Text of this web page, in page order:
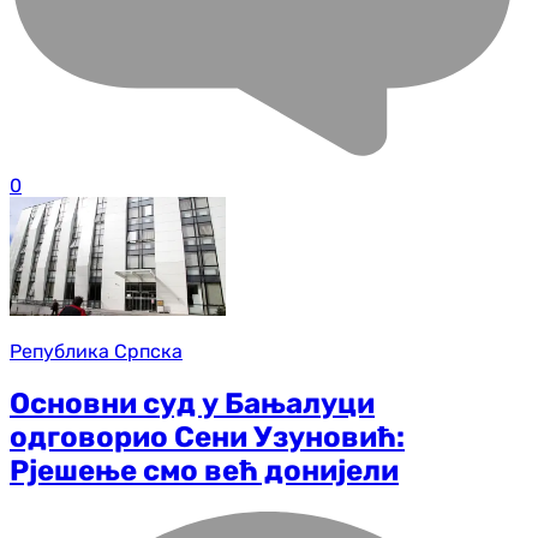
0
Република Српска
Основни суд у Бањалуци
одговорио Сени Узуновић:
Рјешење смо већ донијели